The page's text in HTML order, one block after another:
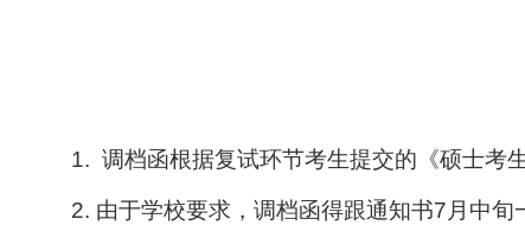
1. 调档函根据复试环节考生提交的《硕士考
2. 由于学校要求，调档函得跟通知书7月中